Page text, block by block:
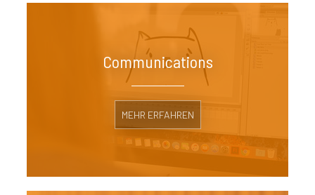
Communications
MEHR ERFAHREN